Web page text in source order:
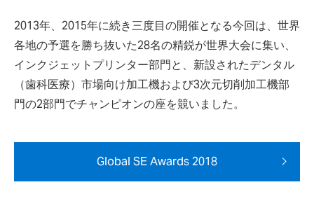
2013年、2015年に続き三度目の開催となる今回は、世界
各地の予選を勝ち抜いた28名の精鋭が世界大会に集い、
インクジェットプリンター部門と、新設されたデンタル
（歯科医療）市場向け加工機および3次元切削加工機部
門の2部門でチャンピオンの座を競いました。
Global SE Awards 2018